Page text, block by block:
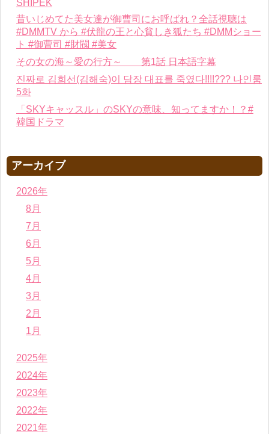
SHIPEK
昔いじめてた美女達が御曹司にお呼ばれ？全話視聴は
#DMMTV から #伏龍の王と心貧しき狐たち #DMMショー
ト #御曹司 #財閥 #美女
その女の海～愛の行方～ 第1話 日本語字幕
진짜로 김희선(김해숙)이 담장 대표를 죽였다!!!!??? 나인룸
5화
「SKYキャッスル」のSKYの意味、知ってますか！？#
韓国ドラマ
アーカイブ
2026年
8月
7月
6月
5月
4月
3月
2月
1月
2025年
2024年
2023年
2022年
2021年